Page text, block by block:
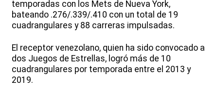
temporadas con los Mets de Nueva York,
bateando .276/.339/.410 con un total de 19
cuadrangulares y 88 carreras impulsadas.
El receptor venezolano, quien ha sido convocado a
dos Juegos de Estrellas, logró más de 10
cuadrangulares por temporada entre el 2013 y
2019.